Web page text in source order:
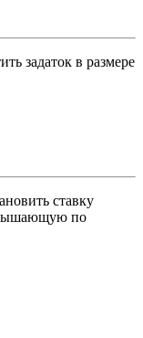
задаток в размере
ставку
по